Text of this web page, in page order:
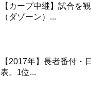
【カープ中継】試合を
（ダゾーン）...
【2017年】長者番付・
表。1位...